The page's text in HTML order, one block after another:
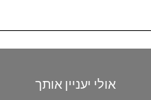
אולי יעניין אותך